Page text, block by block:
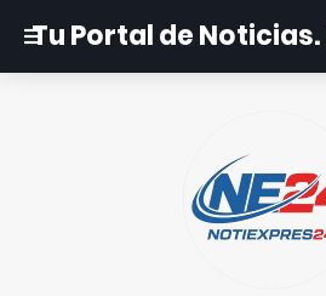
Tu Portal de